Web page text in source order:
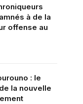
à de la
offense au
: le
la nouvelle